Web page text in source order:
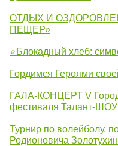
ОТДЫХ И
ПЕЩЕР»
⭐Блокадный хлеб:
Гордимся Героями
ГАЛА-КОНЦЕРТ V
фестиваля Талант-ШОУ
Турнир по волейболу,
Родионовича